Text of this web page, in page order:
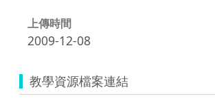
上傳時間
2009-12-08
教學資源檔案連結